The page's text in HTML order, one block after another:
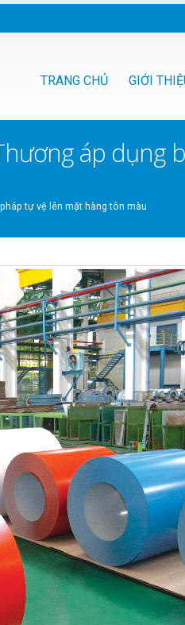
TRANG CHỦ GIỚI
áp dụng
tự vệ lên mặt hàng tôn màu